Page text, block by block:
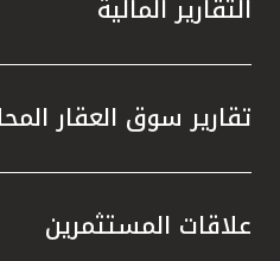
التقارير المالية
تقارير سوق العقار
علاقات المستثمرين